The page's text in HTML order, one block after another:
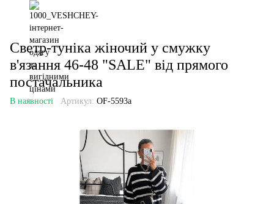
Светр-туніка жіночий у смужку
в'язання 46-48 "SALE" від прямого
постачальника
В наявності Артикул: OF-5593a